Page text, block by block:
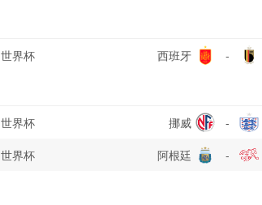
世界杯 西班牙 -
世界杯 挪威 -
世界杯 阿根廷 -